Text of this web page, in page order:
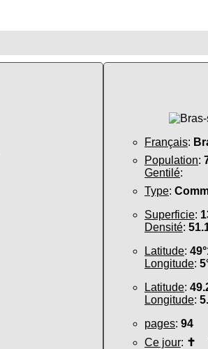
Français:
Population:
Gentilé:
Type:
Superficie:
Densité:
Latitude:
Longitude:
Latitude:
Longitude:
pages: 94
Ce jour: ✝